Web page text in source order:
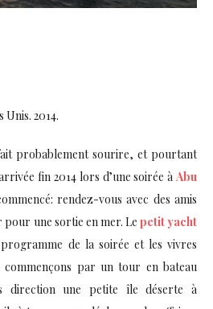
2014.
probablement sourire, et pourtant
fin 2014 lors d’une soirée à Abu
rendez-vous avec des amis
pour une sortie en mer. Le petit yacht
de la soirée et les vivres
commençons par un tour en bateau
direction une petite île déserte à